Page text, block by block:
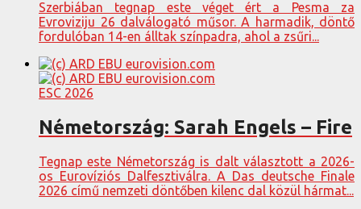
Szerbiában tegnap este véget ért a Pesma za
Evroviziju 26 dalválogató műsor. A harmadik, döntő
fordulóban 14-en álltak színpadra, ahol a zsűri...
ESC 2026
Németország: Sarah Engels – Fire
Tegnap este Németország is dalt választott a 2026-
os Eurovíziós Dalfesztiválra. A Das deutsche Finale
2026 című nemzeti döntőben kilenc dal közül hármat...